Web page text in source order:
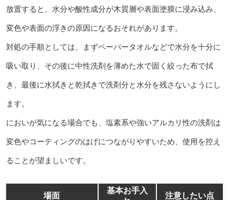
放置すると、水分や酸性成分が木質層や表面塗膜に浸み込み、
変色や表面の浮きの原因になるおそれがあります。
対処の手順としては、まずペーパータオルなどで水分を十分に
吸い取り、その後に中性洗剤を薄めた水で固く絞った布で拭
き、最後に水拭きと乾拭きで洗剤分と水分を残さないようにし
ます。
においが気になる場合でも、塩素系や強いアルカリ性の洗剤は
変色やコーティングのはげにつながりやすいため、使用を控え
ることが望ましいです。
場面
基本お手入
注意したい点